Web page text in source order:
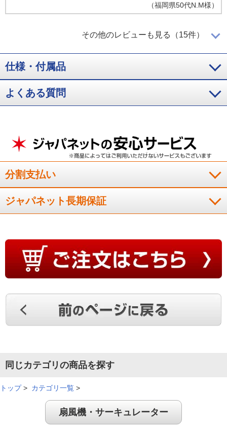
（福岡県50代N.M様）
掃除がしやすいのがとても良い
やはり羽根が無いことで安全だし、掃除がしやすいことが大変
良いと思っています。充分な風力がありますし、風の質も良い
と思います。
（福岡県60代K.T様）
風が柔らかい感じがする。本体が軽い。掃除がしやすい。
（東京都50代H.T様）
遠くまで風が届く
さすがダイソンの羽根なし扇風機、遠くまで風が届きびっくり
です。風量調整も細かくとても使いやすいです。静かで心地よ
とてもお洒落で、静か
す。
（岡山県60代
デザインはシンプルで子どもにも安全
その他のレビューも見る（15件）
仕様・付属品
よくある質問
分割支払い
ジャパネット長期保証
同じカテゴリの商品を探す
トップ> カテゴリ一覧 >
扇風機・サーキュレーター